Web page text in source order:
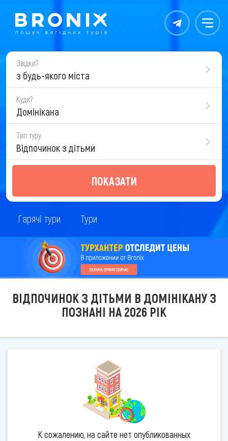
Контакты Меню
Звідки?
з будь-якого міста
Куди?
Домінікана
Тип туру
Відпочинок з дітьми
ПОКАЗАТИ
Гарячі тури Тури
ВІДПОЧИНОК З ДІТЬМИ В ДОМІНІКАНУ З
ПОЗНАНІ НА 2026 РІК
К сожалению, на сайте нет опубликованных